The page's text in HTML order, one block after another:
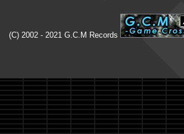
(C) 2002 - 2021 G.C.M Records